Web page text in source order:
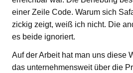
einer Zeile Code. Warum sich
zickig zeigt, weiß ich nicht. Die
es beide ignoriert.
Auf der Arbeit hat man uns diese
das unternehmensweit über die